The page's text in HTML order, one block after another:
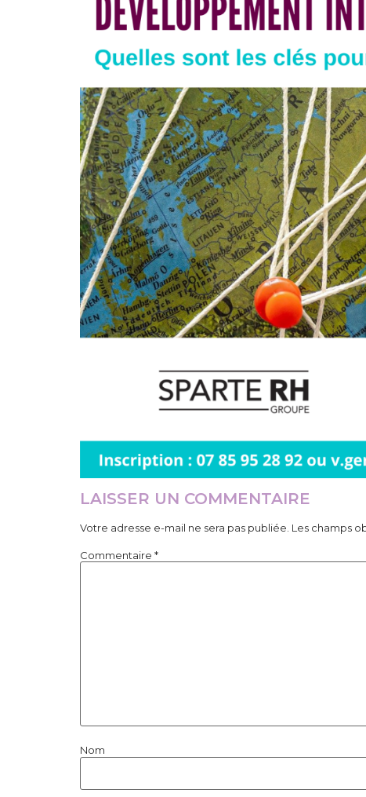
LAISSER UN COMMENTAIRE
Votre adresse e-mail ne sera pas publiée. Les champs
Commentaire *
Nom